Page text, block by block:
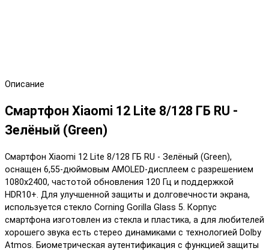
Описание
Смартфон Xiaomi 12 Lite 8/128 ГБ RU -
Зелёный (Green)
Смартфон Xiaomi 12 Lite 8/128 ГБ RU - Зелёный (Green),
оснащен 6,55-дюймовым AMOLED-дисплеем с разрешением
1080x2400, частотой обновления 120 Гц и поддержкой
HDR10+. Для улучшенной защиты и долговечности экрана,
используется стекло Corning Gorilla Glass 5. Корпус
смартфона изготовлен из стекла и пластика, а для любителей
хорошего звука есть стерео динамиками с технологией Dolby
Atmos. Биометрическая аутентификация с функцией защиты